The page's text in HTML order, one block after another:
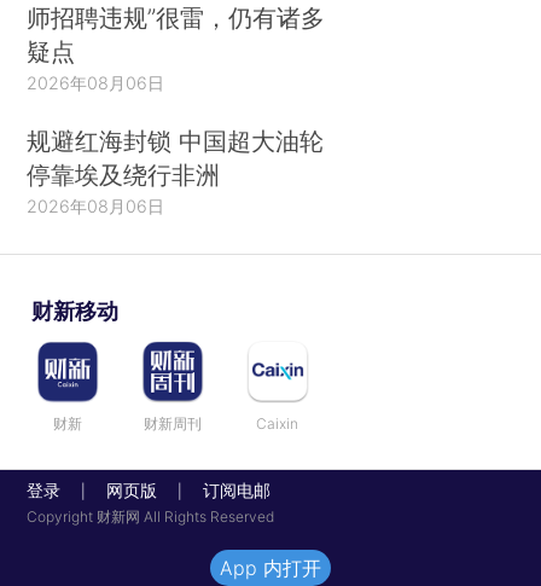
师招聘违规”很雷，仍有诸多
疑点
2026年08月06日
规避红海封锁 中国超大油轮
停靠埃及绕行非洲
2026年08月06日
财新移动
财新 财新周刊 Caixin
登录 网页版 订阅电邮
Copyright 财新网 All Rights Reserved
App 内打开